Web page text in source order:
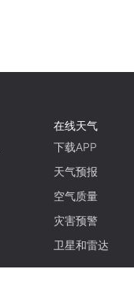
在线天气
下载APP
天气预报
空气质量
灾害预警
卫星和雷达